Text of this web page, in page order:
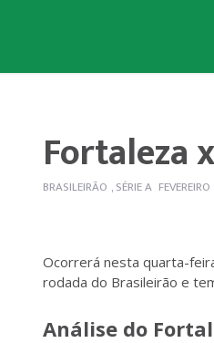
Fortaleza
BRASILEIRÃO ,SÉRIE A
Ocorrerá nesta quarta-
rodada do Brasileirão e
Análise do